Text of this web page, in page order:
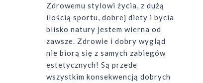
Zdrowemu stylowi życia, z dużą
ilością sportu, dobrej diety i bycia
blisko natury jestem wierna od
zawsze. Zdrowie i dobry wygląd
nie biorą się z samych zabiegów
estetycznych! Są przede
wszystkim konsekwencją dobrych